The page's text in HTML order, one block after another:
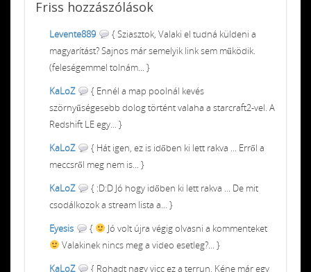
Friss hozzászólások
Levente889
{ Sziasztok, Valaki el tudná küldeni a
magyarítást? Sajnos már semelyik link sem működik.
(feleségemmel tolnám... }
KaLoZ
{ Ennél a map poolnál kevés
szörnyűségesebb dolog történt valaha a starcraft2-vel. A
Redshift LE egy... }
KaLoZ
{ Hát igen, ez is időben ki lett rakva ... Erről a
meccsről meg nem is... }
KaLoZ
{ :D:D Jó hogy időben ki lett rakva ... De mit
csodálkozok a stream lista a... }
Eyesis
{
Jó volt újra végig olvasni a kommenteket
Valakinek nincs meg a video esetleg?... }
KaLoZ
{ Rohadt nagy vicc ez a terrun. Kéne már egy